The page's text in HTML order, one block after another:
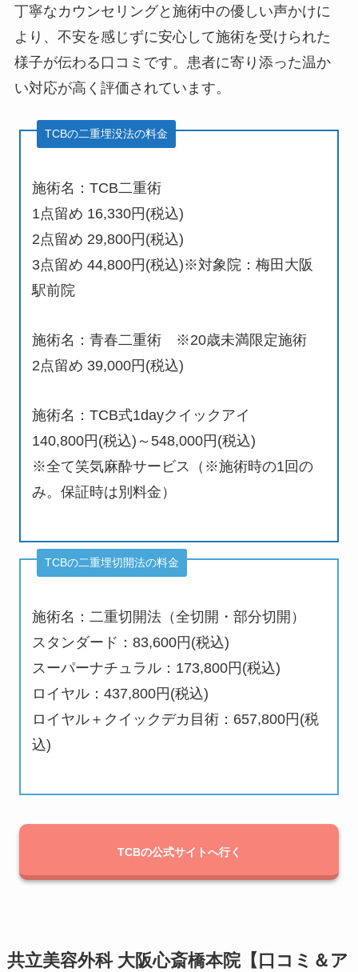
丁寧なカウンセリングと施術中の優しい声かけに
より、不安を感じずに安心して施術を受けられた
様子が伝わる口コミです。患者に寄り添った温か
い対応が高く評価されています。
TCBの二重埋没法の料金
施術名：TCB二重術
1点留め 16,330円(税込)
2点留め 29,800円(税込)
3点留め 44,800円(税込)※対象院：梅田大阪
駅前院
施術名：青春二重術 ※20歳未満限定施術
2点留め 39,000円(税込)
施術名：TCB式1dayクイックアイ
140,800円(税込)～548,000円(税込)
※全て笑気麻酔サービス（※施術時の1回の
み。保証時は別料金）
TCBの二重埋切開法の料金
施術名：二重切開法（全切開・部分切開）
スタンダード：83,600円(税込)
スーパーナチュラル：173,800円(税込)
ロイヤル：437,800円(税込)
ロイヤル＋クイックデカ目術：657,800円(税
込)
TCBの公式サイトへ行く
共立美容外科 大阪心斎橋本院【口コミ＆ア